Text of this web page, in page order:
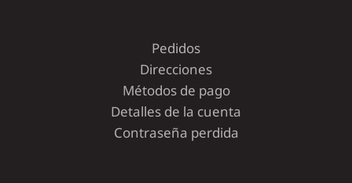
Pedidos
Direcciones
Métodos de pago
Detalles de la cuenta
Contraseña perdida